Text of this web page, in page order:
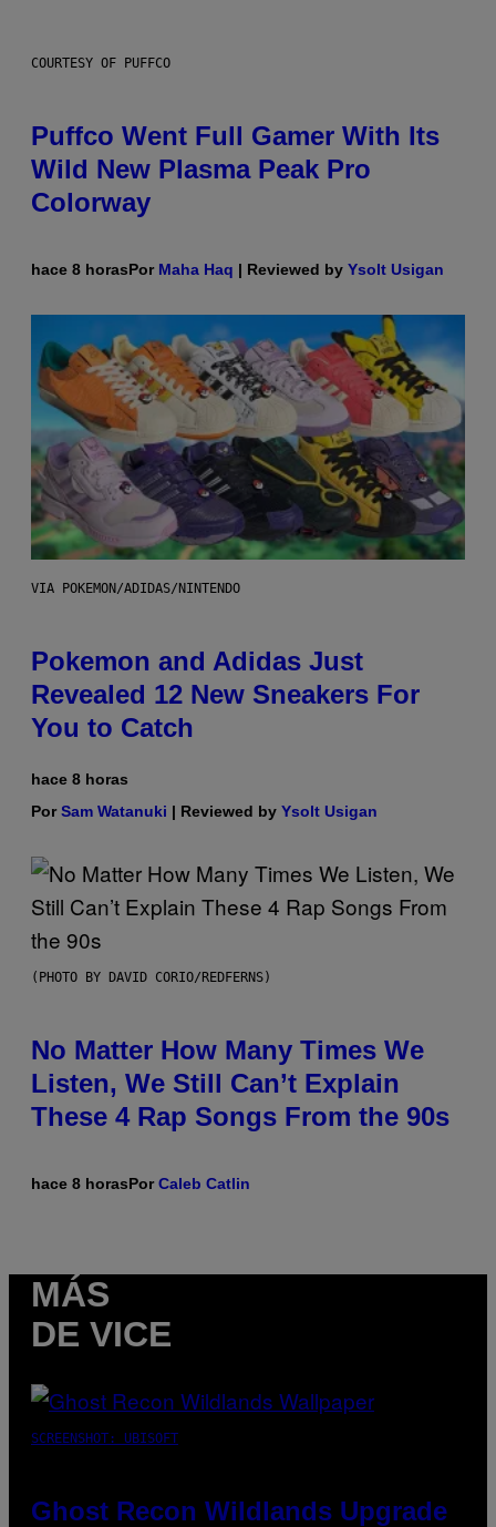
COURTESY OF PUFFCO
Puffco Went Full Gamer With Its
Wild New Plasma Peak Pro
Colorway
hace 8 horasPor Maha Haq | Reviewed by Ysolt Usigan
VIA POKEMON/ADIDAS/NINTENDO
Pokemon and Adidas Just
Revealed 12 New Sneakers For
You to Catch
hace 8 horas
PorSam Watanuki | Reviewed by Ysolt Usigan
(PHOTO BY DAVID CORIO/REDFERNS)
No Matter How Many Times We
Listen, We Still Can’t Explain
These 4 Rap Songs From the 90s
hace 8 horasPorCaleb Catlin
MÁS
DE VICE
SCREENSHOT: UBISOFT
Ghost Recon Wildlands Upgrade